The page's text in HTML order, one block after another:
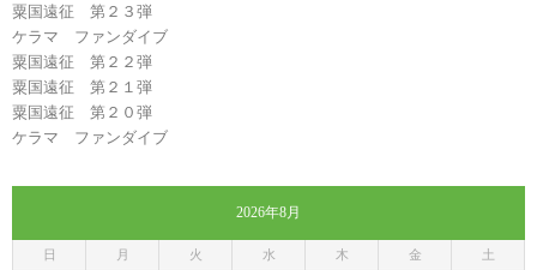
粟国遠征 第２３弾
ケラマ ファンダイブ
粟国遠征 第２２弾
粟国遠征 第２１弾
粟国遠征 第２０弾
ケラマ ファンダイブ
2026年8月
日 月 火 水 木 金 土